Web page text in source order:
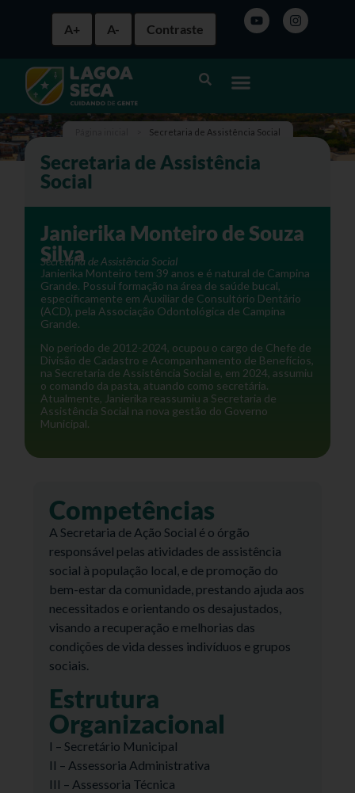
A+ A- Contraste
Secretaria de Assistência Social
Secretaria de Assistência
Social
Janierika Monteiro de Souza
Silva
Secretária de Assistência Social
Janierika Monteiro tem 39 anos e é natural de Campina
Grande. Possui formação na área de saúde bucal,
especificamente em Auxiliar de Consultório Dentário
(ACD), pela Associação Odontológica de Campina
Grande.
No período de 2012-2024, ocupou o cargo de Chefe de
Divisão de Cadastro e Acompanhamento de Benefícios,
na Secretaria de Assistência Social e, em 2024, assumiu
o comando da pasta, atuando como secretária.
Atualmente, Janierika reassumiu a Secretaria de
Assistência Social na nova gestão do Governo
Municipal.
Competências
A Secretaria de Ação Social é o órgão
responsável pelas atividades de assistência
social à população local, e de promoção do
bem-estar da comunidade, prestando ajuda aos
necessitados e orientando os desajustados,
visando a recuperação e melhorias das
condições de vida desses indivíduos e grupos
sociais.
Estrutura
Organizacional
I – Secretário Municipal
II – Assessoria Administrativa
III – Assessoria Técnica